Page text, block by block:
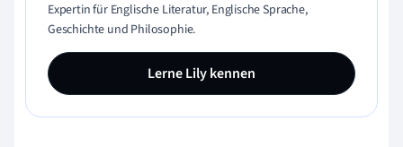
Expertin für Englische Literatur, Englische Sprache,
Geschichte und Philosophie.
Lerne Lily kennen